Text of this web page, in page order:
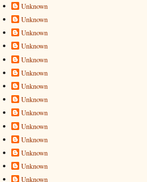
Unknown
Unknown
Unknown
Unknown
Unknown
Unknown
Unknown
Unknown
Unknown
Unknown
Unknown
Unknown
Unknown
Unknown